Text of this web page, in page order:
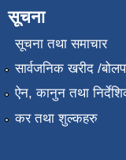
सूचना
सूचना तथा समाचार
सार्वजनिक खरीद /
ऐन, कानुन तथा
कर तथा शुल्कहरु